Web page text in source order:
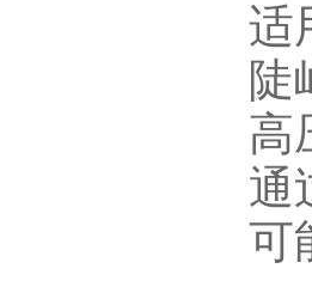
适
陡
高
通
可